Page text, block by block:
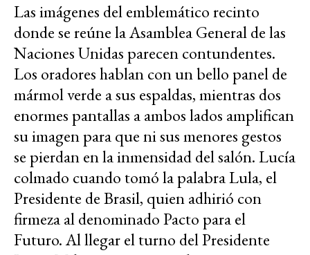
Las imágenes del emblemático recinto
donde se reúne la Asamblea General de las
Naciones Unidas parecen contundentes.
Los oradores hablan con un bello panel de
mármol verde a sus espaldas, mientras dos
enormes pantallas a ambos lados amplifican
su imagen para que ni sus menores gestos
se pierdan en la inmensidad del salón. Lucía
colmado cuando tomó la palabra Lula, el
Presidente de Brasil, quien adhirió con
firmeza al denominado Pacto para el
Futuro. Al llegar el turno del Presidente